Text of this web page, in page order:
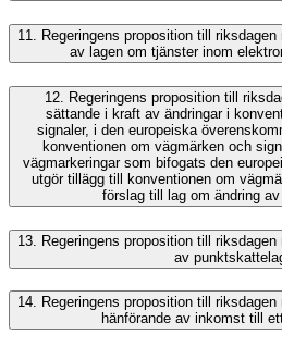
11. Regeringens proposition till
av lagen om tjänster inom
12.
Regeringens proposition till
sättande i kraft av ändringar i
signaler, i den europeiska
konventionen om vägmärken och
vägmarkeringar som bifogats den
utgör tillägg till konventionen om
förslag till lag om ändring
13. Regeringens proposition till
av
14. Regeringens proposition till
hänförande av inkomst till